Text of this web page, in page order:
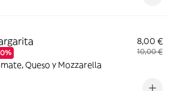
8,00 €
10,00 €
Queso y Mozzarella